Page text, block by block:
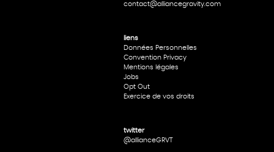
contact@alliancegravity.com
liens
Données Personnelles
Convention Privacy
Mentions légales
Jobs
Opt Out
Exercice de vos droits
twitter
@allianceGRVT